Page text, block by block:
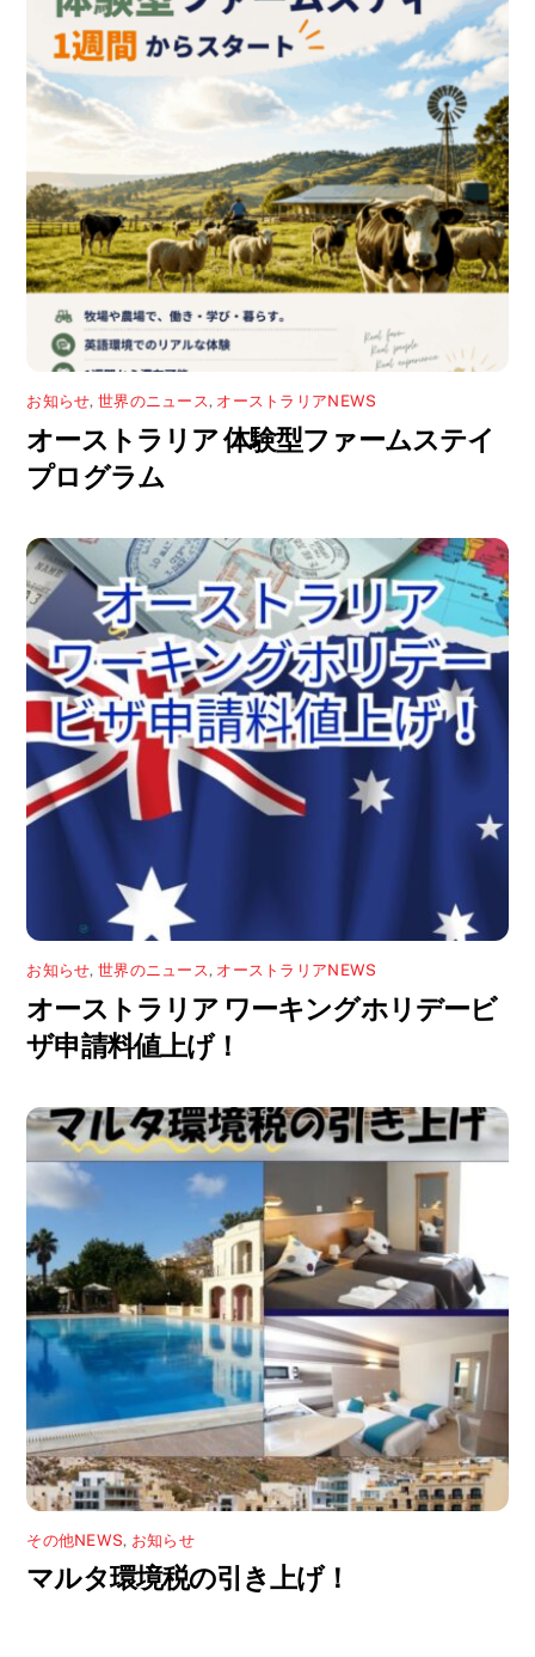
お知らせ, 世界のニュース, オーストラリアNEWS
オーストラリア 体験型ファームステイ
プログラム
お知らせ, 世界のニュース, オーストラリアNEWS
オーストラリア ワーキングホリデービ
ザ申請料値上げ！
その他NEWS, お知らせ
マルタ環境税の引き上げ！